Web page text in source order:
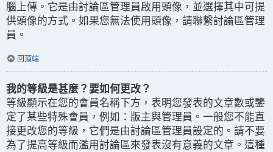
腦上傳。它是由討論區管理員啟用頭像，並選擇其中可提
供頭像的方式。如果您無法使用頭像，請聯繫討論區管理
員。
回頂端
我的等級是甚麼？要如何更改？
等級顯示在您的會員名稱下方，表明您發表的文章數或鑒
定了某些特殊會員，例如：版主與管理員。一般您不能直
接更改您的等級，它們是由討論區管理員設定的。請不要
為了提高等級而濫用討論區來發表沒有意義的文章。這種